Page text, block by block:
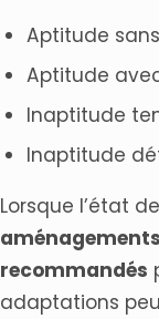
Aptitude
Aptitude
Inaptitude
Inaptitude
Lorsque l’état
recommandés
adaptations